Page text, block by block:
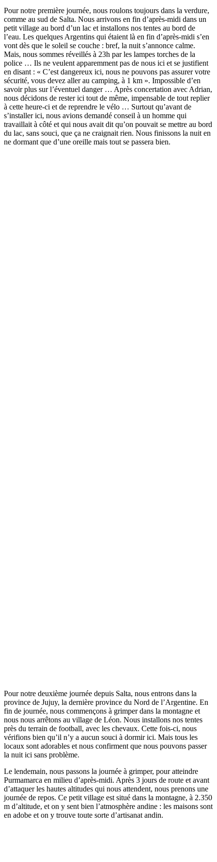
Pour notre première journée, nous roulons toujours dans la verdure,
comme au sud de Salta. Nous arrivons en fin d’après-midi dans un
petit village au bord d’un lac et installons nos tentes au bord de
l’eau. Les quelques Argentins qui étaient là en fin d’après-midi s’en
vont dès que le soleil se couche : bref, la nuit s’annonce calme.
Mais, nous sommes réveillés à 23h par les lampes torches de la
police … Ils ne veulent apparemment pas de nous ici et se justifient
en disant : « C’est dangereux ici, nous ne pouvons pas assurer votre
sécurité, vous devez aller au camping, à 1 km ». Impossible d’en
savoir plus sur l’éventuel danger … Après concertation avec Adrian,
nous décidons de rester ici tout de même, impensable de tout replier
à cette heure-ci et de reprendre le vélo … Surtout qu’avant de
s’installer ici, nous avions demandé conseil à un homme qui
travaillait à côté et qui nous avait dit qu’on pouvait se mettre au bord
du lac, sans souci, que ça ne craignait rien. Nous finissons la nuit en
ne dormant que d’une oreille mais tout se passera bien.
Pour notre deuxième journée depuis Salta, nous entrons dans la
province de Jujuy, la dernière province du Nord de l’Argentine. En
fin de journée, nous commençons à grimper dans la montagne et
nous nous arrêtons au village de Léon. Nous installons nos tentes
près du terrain de football, avec les chevaux. Cette fois-ci, nous
vérifions bien qu’il n’y a aucun souci à dormir ici. Mais tous les
locaux sont adorables et nous confirment que nous pouvons passer
la nuit ici sans problème.
Le lendemain, nous passons la journée à grimper, pour atteindre
Purmamarca en milieu d’après-midi. Après 3 jours de route et avant
d’attaquer les hautes altitudes qui nous attendent, nous prenons une
journée de repos. Ce petit village est situé dans la montagne, à 2.350
m d’altitude, et on y sent bien l’atmosphère andine : les maisons sont
en adobe et on y trouve toute sorte d’artisanat andin.